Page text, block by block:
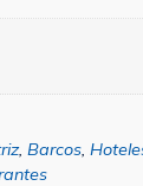
, Barcos,